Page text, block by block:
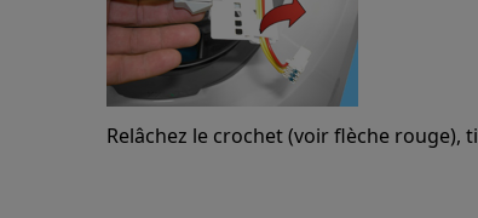
Relâchez le crochet (voir flèche rouge),